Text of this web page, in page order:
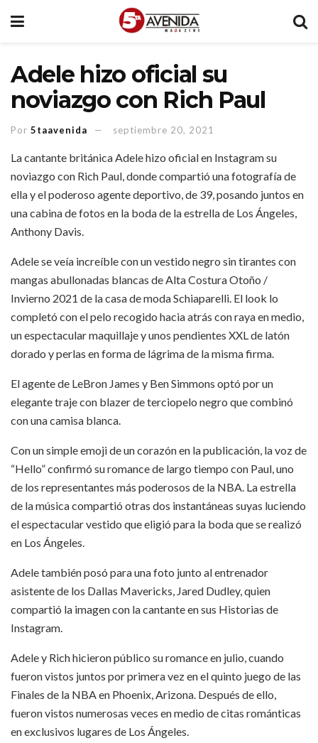
Adele hizo oficial su
noviazgo con Rich Paul
Por 5taavenida septiembre 20, 2021
La cantante británica Adele hizo oficial en Instagram su
noviazgo con Rich Paul, donde compartió una fotografía de
ella y el poderoso agente deportivo, de 39, posando juntos en
una cabina de fotos en la boda de la estrella de Los Ángeles,
Anthony Davis.
Adele se veía increíble con un vestido negro sin tirantes con
mangas abullonadas blancas de Alta Costura Otoño /
Invierno 2021 de la casa de moda Schiaparelli. El look lo
completó con el pelo recogido hacia atrás con raya en medio,
un espectacular maquillaje y unos pendientes XXL de latón
dorado y perlas en forma de lágrima de la misma firma.
El agente de LeBron James y Ben Simmons optó por un
elegante traje con blazer de terciopelo negro que combinó
con una camisa blanca.
Con un simple emoji de un corazón en la publicación, la voz de
“Hello” confirmó su romance de largo tiempo con Paul, uno
de los representantes más poderosos de la NBA. La estrella
de la música compartió otras dos instantáneas suyas luciendo
el espectacular vestido que eligió para la boda que se realizó
en Los Ángeles.
Adele también posó para una foto junto al entrenador
asistente de los Dallas Mavericks, Jared Dudley, quien
compartió la imagen con la cantante en sus Historias de
Instagram.
Adele y Rich hicieron público su romance en julio, cuando
fueron vistos juntos por primera vez en el quinto juego de las
Finales de la NBA en Phoenix, Arizona. Después de ello,
fueron vistos numerosas veces en medio de citas románticas
en exclusivos lugares de Los Ángeles.